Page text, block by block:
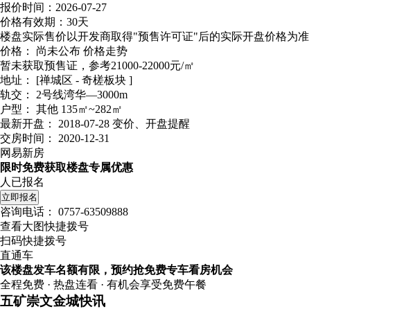
报价时间：2026-07-27
价格有效期：30天
楼盘实际售价以开发商取得"预售许可证"后的实际开盘价格为准
价格：
尚未公布 价格走势
暂未获取预售证，参考21000-22000元/㎡
地址：
[禅城区 - 奇槎板块 ]
轨交：
2号线湾华—3000m
户型：
其他 135㎡~282㎡
最新开盘：
2018-07-28 变价、开盘提醒
交房时间：
2020-12-31
网易新房
限时免费获取楼盘专属优惠
人已报名
立即报名
咨询电话：
0757-63509888
查看大图快捷拨号
扫码快捷拨号
直通车
该楼盘发车名额有限，预约抢免费专车看房机会
全程免费 · 热盘连看 · 有机会享受免费午餐
五矿崇文金城快讯